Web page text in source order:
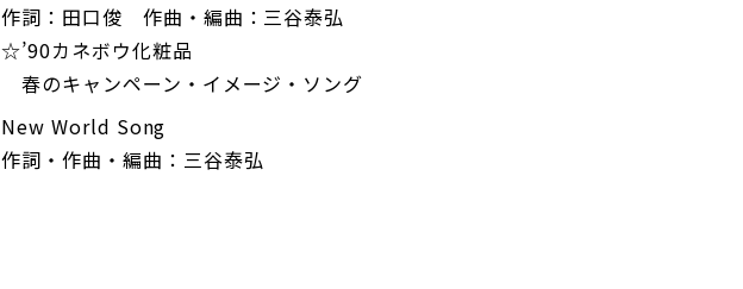
作詞：田口俊 作曲・編曲：三谷泰弘
☆’90カネボウ化粧品
春のキャンペーン・イメージ・ソング
New World Song
作詞・作曲・編曲：三谷泰弘